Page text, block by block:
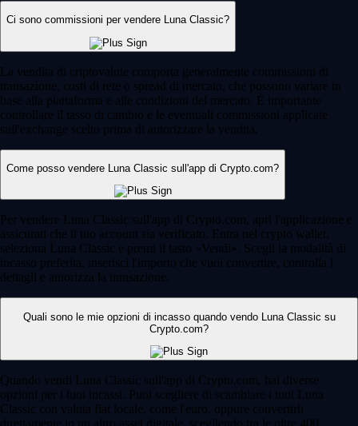
Ci sono commissioni per vendere Luna Classic?
La vendita di criptovalute comporta generalmente commissioni di
transazione, costi di rete o spread di mercato, che possono variare in
base alla piattaforma e alle condizioni del mercato. È importante
controllare il tasso di cambio e le eventuali commissioni applicate
sull'exchange scelto prima di autorizzare la vendita.
Come posso vendere Luna Classic sull'app di Crypto.com?
Per vendere Luna Classic sull'app di Crypto.com, apri l'applicazione e
assicurati che il tuo account sia verificato. Entra nel crypto wallet,
seleziona Luna Classic e premi il tasto «Vendi». Scegli la modalità di
incasso preferita, inserisci l'importo che vuoi convertire, controlla i
dettagli e autorizza la transazione.
Quali sono le mie opzioni di incasso quando vendo Luna Classic su
Crypto.com?
Quando vendi Luna Classic sull'app di Crypto.com, hai diverse
opzioni per i tuoi incassi. Puoi scegliere di scambiare i tuoi Luna
Classic con valuta fiat locale, come l'euro, oppure convertirli
direttamente in un altro asset digitale, scegliendo tra le oltre 400